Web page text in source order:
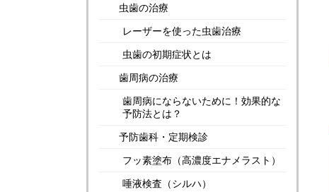
虫歯の治療
レーザーを使った虫歯治療
虫歯の初期症状とは
歯周病の治療
歯周病にならないために！効果的な
予防法とは？
予防歯科・定期検診
フッ素塗布（高濃度エナメラスト）
唾液検査（シルハ）